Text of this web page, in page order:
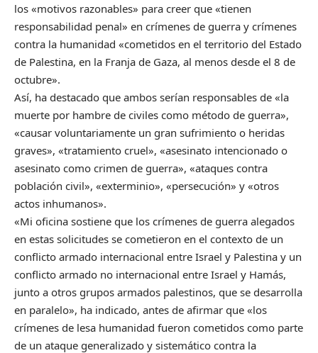
los «motivos razonables» para creer que «tienen
responsabilidad penal» en crímenes de guerra y crímenes
contra la humanidad «cometidos en el territorio del Estado
de Palestina, en la Franja de Gaza, al menos desde el 8 de
octubre».
Así, ha destacado que ambos serían responsables de «la
muerte por hambre de civiles como método de guerra»,
«causar voluntariamente un gran sufrimiento o heridas
graves», «tratamiento cruel», «asesinato intencionado o
asesinato como crimen de guerra», «ataques contra
población civil», «exterminio», «persecución» y «otros
actos inhumanos».
«Mi oficina sostiene que los crímenes de guerra alegados
en estas solicitudes se cometieron en el contexto de un
conflicto armado internacional entre Israel y Palestina y un
conflicto armado no internacional entre Israel y Hamás,
junto a otros grupos armados palestinos, que se desarrolla
en paralelo», ha indicado, antes de afirmar que «los
crímenes de lesa humanidad fueron cometidos como parte
de un ataque generalizado y sistemático contra la